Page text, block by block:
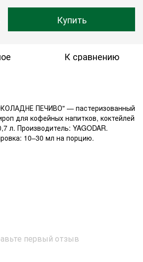
Купить
К сравнению
ПЕЧИВО" — пастеризованный
для кофейных напитков, коктейлей
л. Производитель: YAGODAR.
10–30 мл на порцию.
первый отзыв